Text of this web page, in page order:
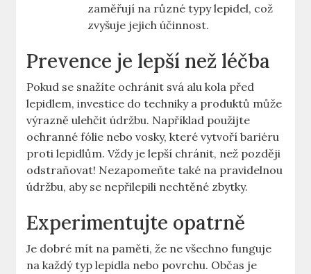
zaměřují na různé typy lepidel, což‌
zvyšuje jejich účinnost.
Prevence je lepší ‌než léčba
Pokud se snažíte ochránit svá alu kola ‌před
lepidlem, investice do⁣ techniky ​a ‍produktů může
výrazně ‍ulehčit ‌údržbu. Například použijte
ochranné fólie nebo vosky, které​ vytvoří bariéru⁣
proti lepidlům. Vždy je lepší chránit, než později
odstraňovat!‌ Nezapomeňte také na pravidelnou
údržbu,⁤ aby se nepřilepili nechtěné zbytky.
Experimentujte opatrně
Je dobré mít na paměti, že ne všechno funguje
na každý⁤ typ lepidla​ nebo ​povrchu. Občas je